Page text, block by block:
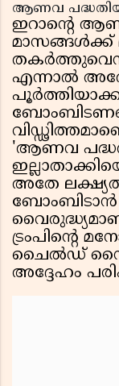
ആണവ
ഇറാൻ്റെ
മാസങ്ങൾക്ക്
എന്നാൽ
'ആണവ
അതേ
ബോംബിടാൻ
ട്രംപിൻ്റെ
ചൈൽഡ്
അദ്ദേഹം